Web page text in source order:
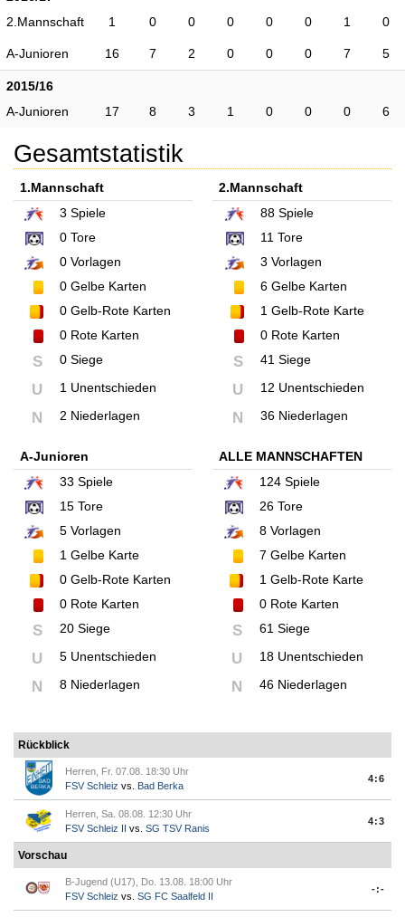
2.Mannschaft
1 0 0 0 0 0 1 0
A-Junioren 16 7 2 0 0 0 7 5
2015/16
A-Junioren
17 8 3 1 0 0 0 6
Gesamtstatistik
1.Mannschaft
3 Spiele
0 Tore
0 Vorlagen
0 Gelbe Karten
0 Gelb-Rote Karten
0 Rote Karten
S 0 Siege
U 1 Unentschieden
N 2 Niederlagen
2.Mannschaft
88Spiele
11Tore
3 Vorlagen
6Gelbe Karten
1Gelb-Rote Karte
0Rote Karten
S 41 Siege
U 12 Unentschieden
N 36 Niederlagen
A-Junioren
33 Spiele
15 Tore
5 Vorlagen
1 Gelbe Karte
0 Gelb-Rote Karten
0 Rote Karten
S 20 Siege
U 5 Unentschieden
N 8 Niederlagen
ALLE MANNSCHAFTEN
124Spiele
26Tore
8Vorlagen
7 Gelbe Karten
1Gelb-Rote Karte
0Rote Karten
S 61 Siege
U 18 Unentschieden
N 46 Niederlagen
Rückblick
Herren, Fr. 07.08. 18:30 Uhr
FSV Schleiz vs. Bad Berka
4:6
Herren, Sa. 08.08. 12:30 Uhr
FSV Schleiz II
vs. SG TSV Ranis
4:3
Vorschau
B-Jugend (U17), Do. 13.08. 18:00 Uhr
FSV Schleiz vs. SG FC Saalfeld II
-:-